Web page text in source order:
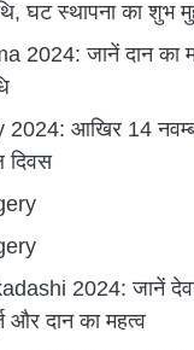
घट स्थापना का शुभ
2024: जानें दान का
आखिर 14
दिवस
2024: जानें
और दान का महत्व